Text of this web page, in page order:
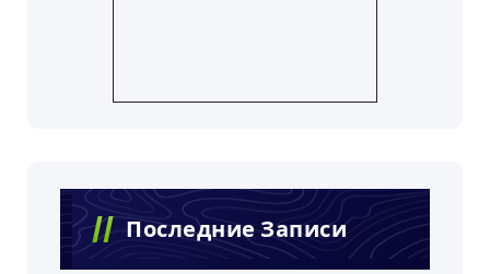
Последние Записи